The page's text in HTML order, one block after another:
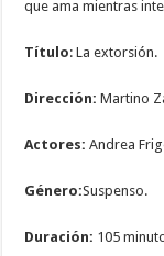
que ama mientras
Título: La extorsión.
Dirección: Martino
Actores: Andrea
Género:Suspenso.
Duración: 105